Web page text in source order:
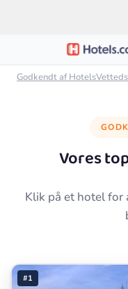
Godkendt af
Vores
Klik på et hotel for
#1